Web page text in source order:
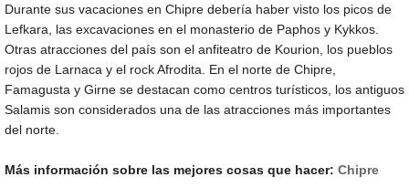
Durante sus vacaciones en Chipre debería haber visto los picos de
Lefkara, las excavaciones en el monasterio de Paphos y Kykkos.
Otras atracciones del país son el anfiteatro de Kourion, los pueblos
rojos de Larnaca y el rock Afrodita. En el norte de Chipre,
Famagusta y Girne se destacan como centros turísticos, los antiguos
Salamis son considerados una de las atracciones más importantes
del norte.
Más información sobre las mejores cosas que hacer: Chipre